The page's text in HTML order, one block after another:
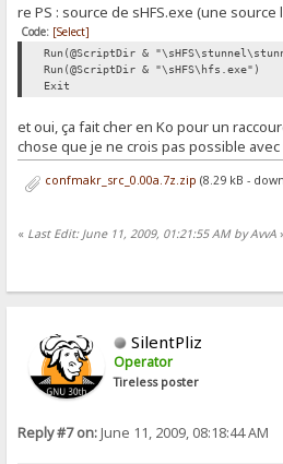
re PS : source de sHFS.exe (une
Code: [Select]
Run(@ScriptDir &
Run(@ScriptDir & "\sHFS\hfs.exe")
Exit
et oui, ça fait cher en Ko pour un
chose que je ne crois pas possible
confmakr_src_0.00a.7z.zip (8.29 kB -
« Last Edit: June 11, 2009, 01:21:55 AM by AvvA
SilentPliz
Operator
Tireless poster
Reply #7 on:June 11, 2009, 08:18:44 AM